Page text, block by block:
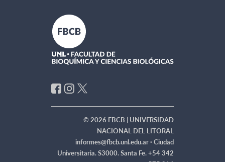
© 2026 FBCB | UNIVERSIDAD
NACIONAL DEL LITORAL
informes@fbcb.unl.edu.ar ·Ciudad
Universitaria. S3000. Santa Fe. +54 342